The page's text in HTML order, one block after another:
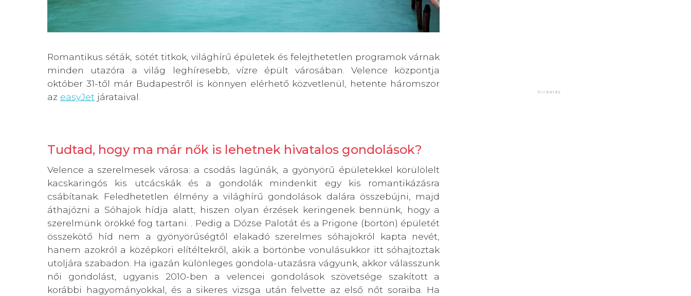
Romantikus séták, sötét titkok, világhírű épületek és felejthetetlen programok várnak
minden utazóra a világ leghíresebb, vízre épült városában. Velence központja
október 31-től már Budapestről is könnyen elérhető közvetlenül, hetente háromszor
az easyJet járataival.
Tudtad, hogy ma már nők is lehetnek hivatalos gondolások?
Velence a szerelmesek városa: a csodás lagúnák, a gyönyörű épületekkel körülölelt
kacskaringós kis utcácskák és a gondolák mindenkit egy kis romantikázásra
csábítanak. Feledhetetlen élmény a világhírű gondolások dalára összebújni, majd
áthajózni a Sóhajok hídja alatt, hiszen olyan érzések keringenek bennünk, hogy a
szerelmünk örökké fog tartani. . Pedig a Dózse Palotát és a Prigone (börtön) épületét
összekötő híd nem a gyönyörűségtől elakadó szerelmes sóhajokról kapta nevét,
hanem azokról a középkori elítéltekről, akik a börtönbe vonulásukkor itt sóhajtoztak
utoljára szabadon. Ha igazán különleges gondola-utazásra vágyunk, akkor válasszunk
női gondolást, ugyanis 2010-ben a velencei gondolások szövetsége szakított a
korábbi hagyományokkal, és a sikeres vizsga után felvette az első nőt soraiba. Ha